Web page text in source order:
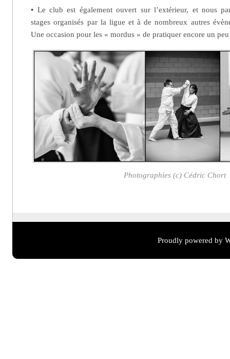
• Le club est également ouvert sur l’extérieur, et nous
stages organisés par la ligue et à de nombreux autres
Une occasion pour les « mordus » de pratiquer encore un
Photographies (c) Cédric Chort
Proudly powered by